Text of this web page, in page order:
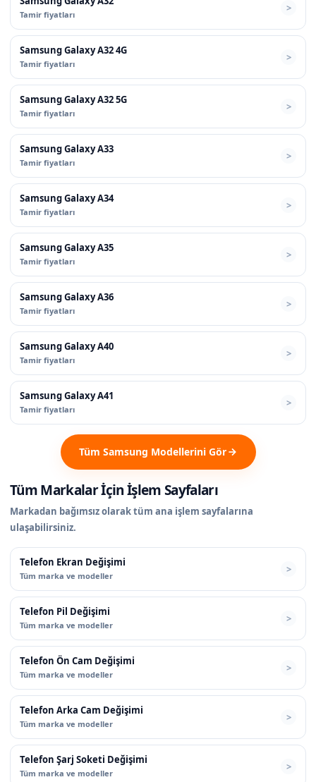
Tamir fiyatları
Samsung Galaxy A32 4G
Tamir fiyatları
Samsung Galaxy A32 5G
Tamir fiyatları
Samsung Galaxy A33
Tamir fiyatları
Samsung Galaxy A34
Tamir fiyatları
Samsung Galaxy A35
Tamir fiyatları
Samsung Galaxy A36
Tamir fiyatları
Samsung Galaxy A40
Tamir fiyatları
Samsung Galaxy A41
Tamir fiyatları
Tüm Samsung Modellerini Gör
Tüm Markalar İçin İşlem Sayfaları
Markadan bağımsız olarak tüm ana işlem sayfalarına
ulaşabilirsiniz.
Telefon Ekran Değişimi
Tüm marka ve modeller
Telefon Pil Değişimi
Tüm marka ve modeller
Telefon Ön Cam Değişimi
Tüm marka ve modeller
Telefon Arka Cam Değişimi
Tüm marka ve modeller
Telefon Şarj Soketi Değişimi
Tüm marka ve modeller